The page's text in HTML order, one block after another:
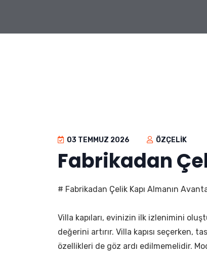
03 TEMMUZ 2026 ÖZÇELIK
Fabrikadan
# Fabrikadan Çelik Kapı Almanın
Villa kapıları, evinizin ilk izlenimini
değerini artırır. Villa kapısı seçerken,
özellikleri de göz ardı edilmemelidir.